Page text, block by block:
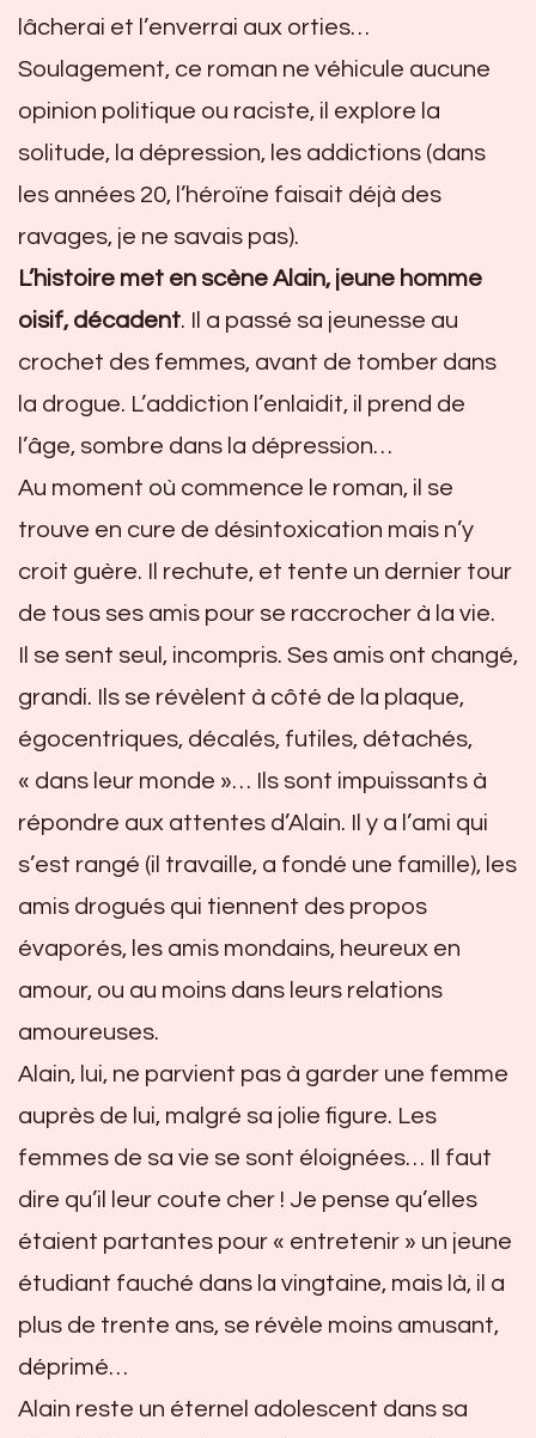
lâcherai et l’enverrai aux orties…
Soulagement, ce roman ne véhicule aucune
opinion politique ou raciste, il explore la
solitude, la dépression, les addictions (dans
les années 20, l’héroïne faisait déjà des
ravages, je ne savais pas).
L’histoire met en scène Alain, jeune homme
oisif, décadent. Il a passé sa jeunesse au
crochet des femmes, avant de tomber dans
la drogue. L’addiction l’enlaidit, il prend de
l’âge, sombre dans la dépression…
Au moment où commence le roman, il se
trouve en cure de désintoxication mais n’y
croit guère. Il rechute, et tente un dernier tour
de tous ses amis pour se raccrocher à la vie.
Il se sent seul, incompris. Ses amis ont changé,
grandi. Ils se révèlent à côté de la plaque,
égocentriques, décalés, futiles, détachés,
« dans leur monde »… Ils sont impuissants à
répondre aux attentes d’Alain. Il y a l’ami qui
s’est rangé (il travaille, a fondé une famille), les
amis drogués qui tiennent des propos
évaporés, les amis mondains, heureux en
amour, ou au moins dans leurs relations
amoureuses.
Alain, lui, ne parvient pas à garder une femme
auprès de lui, malgré sa jolie figure. Les
femmes de sa vie se sont éloignées… Il faut
dire qu’il leur coute cher ! Je pense qu’elles
étaient partantes pour « entretenir » un jeune
étudiant fauché dans la vingtaine, mais là, il a
plus de trente ans, se révèle moins amusant,
déprimé…
Alain reste un éternel adolescent dans sa